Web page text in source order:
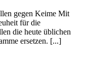
gegen Keime Mit
für die
die heute üblichen
ersetzen. [...]